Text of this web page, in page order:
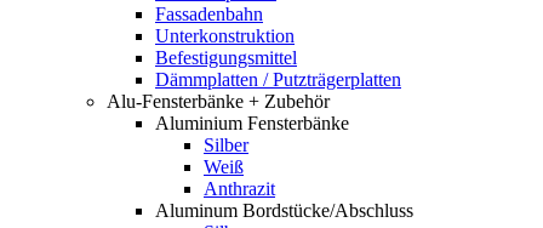
Fassadenbahn
Unterkonstruktion
Befestigungsmittel
Dämmplatten / Putzträgerplatten
Alu-Fensterbänke + Zubehör
Aluminium Fensterbänke
Silber
Weiß
Anthrazit
Aluminum Bordstücke/Abschluss